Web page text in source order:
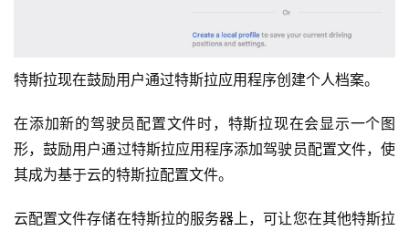
特斯拉现在鼓励用户通过特斯拉应用程序创建个人档案。
在添加新的驾驶员配置文件时，特斯拉现在会显示一个图
形，鼓励用户通过特斯拉应用程序添加驾驶员配置文件，使
其成为基于云的特斯拉配置文件。
云配置文件存储在特斯拉的服务器上，可让您在其他特斯拉